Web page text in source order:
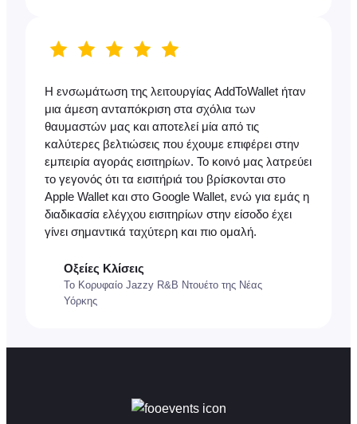
Η ενσωμάτωση της λειτουργίας AddToWallet ήταν
μια άμεση ανταπόκριση στα σχόλια των
θαυμαστών μας και αποτελεί μία από τις
καλύτερες βελτιώσεις που έχουμε επιφέρει στην
εμπειρία αγοράς εισιτηρίων. Το κοινό μας λατρεύει
το γεγονός ότι τα εισιτήριά του βρίσκονται στο
Apple Wallet και στο Google Wallet, ενώ για εμάς η
διαδικασία ελέγχου εισιτηρίων στην είσοδο έχει
γίνει σημαντικά ταχύτερη και πιο ομαλή.
Οξείες Κλίσεις
Το Κορυφαίο Jazzy R&B Ντουέτο της Νέας
Υόρκης